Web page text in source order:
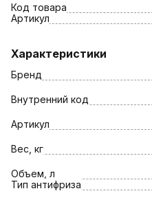
Код товара
Артикул
Характеристики
Бренд
Внутренний код
Артикул
Вес, кг
Объем, л
Тип антифриза